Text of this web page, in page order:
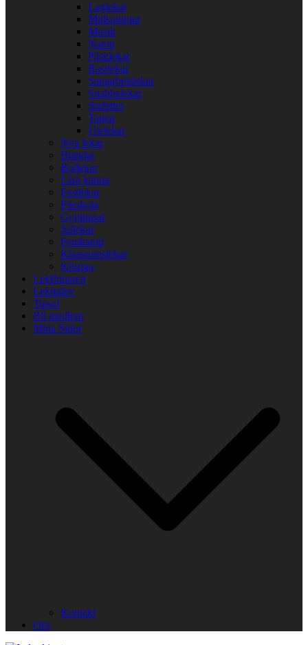
Laglekar
Midsommar
Musik
Namn
Påsklekar
Rastlekar
Samarbetslekar
Snabbalekar
Stafetter
Tagen
Utelekar
Nya lekar
Blandat
Bollekar
Lära känna
Festlekar
Förskola
Gympasal
Jullekar
Femkamp
Klassrumslekar
Kluriga
Lekfinnaren
Lekindex
Tipsa!
Bli medlem
Mina Sidor
Kontakt
Om